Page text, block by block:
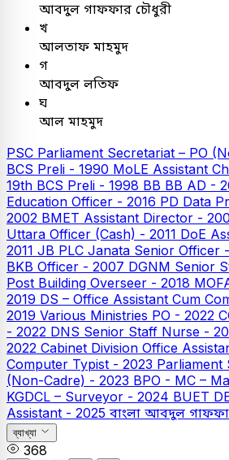
আবদুল গাফফার চৌধুরী
খ
আলতাফ মাহমুদ
গ
আবদুল লতিফ
ঘ
আল মাহমুদ
PSC Parliament Secretariat – PO
BCS Preli - 1990 MoLE Assistant
19th BCS Preli - 1998 BB BB AD -
Education Officer - 2016 PD Data
2002 BMET Assistant Director -
Uttara Officer (Cash) - 2011 DoE
2011 JB PLC Janata Senior Officer
BKB Officer - 2007 DGNM Senior
Post Building Overseer - 2018
2019 DS – Office Assistant Cum
2019 Various Ministries PO - 2022
- 2022 DNS Senior Staff Nurse -
2022 Cabinet Division Office
Computer Typist - 2023 Parliament
(Non-Cadre) - 2023 BPO - MC –
KGDCL – Surveyor - 2024 BUET
Assistant - 2025 বাংলা আবদুল
ব্যাখ্যা
368